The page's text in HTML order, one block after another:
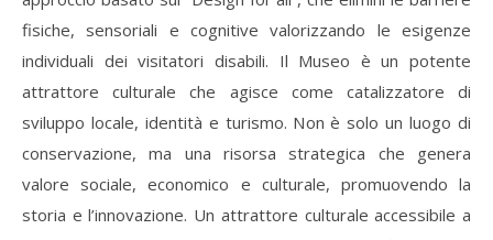
fisiche, sensoriali e cognitive valorizzando le esigenze
individuali dei visitatori disabili. Il Museo è un potente
attrattore culturale che agisce come catalizzatore di
sviluppo locale, identità e turismo. Non è solo un luogo di
conservazione, ma una risorsa strategica che genera
valore sociale, economico e culturale, promuovendo la
storia e l’innovazione. Un attrattore culturale accessibile a